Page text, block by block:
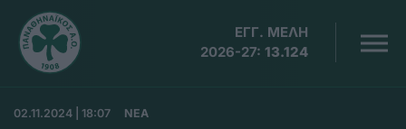
ΕΓΓ. ΜΕΛΗ
2026-27: 13.124
02.11.2024 | 18:07 ΝΕΑ